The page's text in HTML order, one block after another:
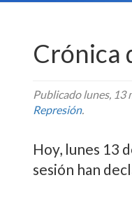
Crónica
Publicadolunes, 13
Represión.
Hoy, lunes 13
sesión han